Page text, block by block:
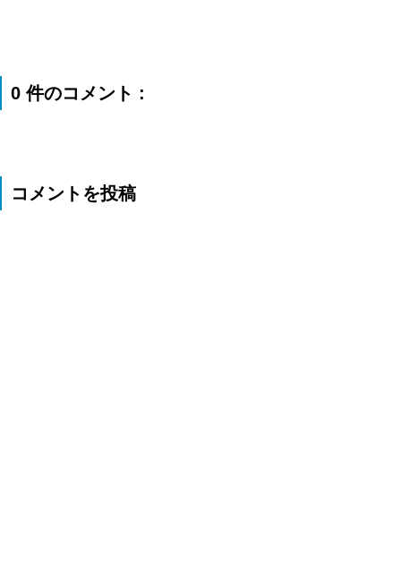
0 件のコメント :
コメントを投稿